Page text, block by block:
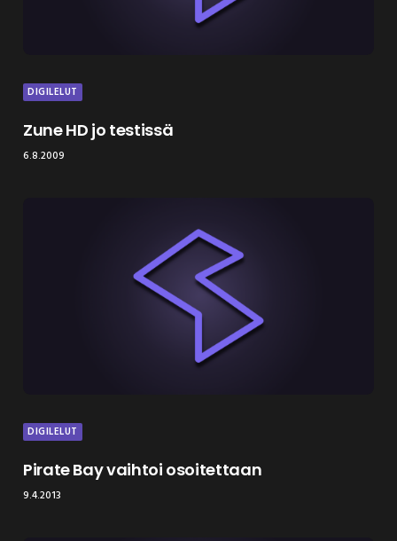
DIGILELUT
Zune HD jo testissä
6.8.2009
DIGILELUT
Pirate Bay vaihtoi osoitettaan
9.4.2013